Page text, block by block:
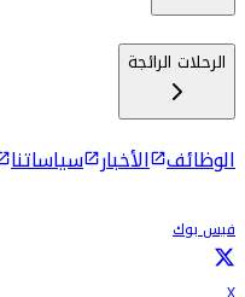
الرحلات الرائجة
الوظائف الأخبار سياساتنا
فيس بوك